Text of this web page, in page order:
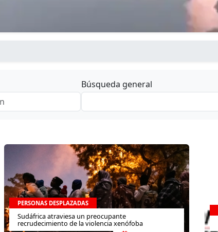
Búsqueda general
PERSONAS DESPLAZADAS
Sudáfrica atraviesa un preocupante
recrudecimiento de la violencia xenófoba